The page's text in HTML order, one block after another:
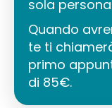
sola
Quando
te ti
primo
di 85€.